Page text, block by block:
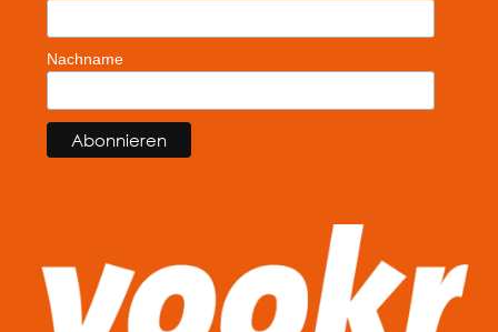
Nachname